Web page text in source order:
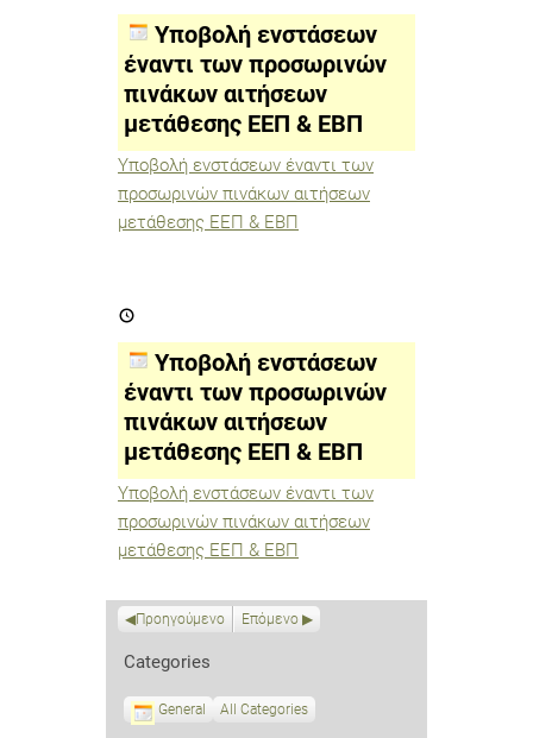
των
προσωρινών
πινάκων
αιτήσεων
μετάθεσης
ΕΒΠ
Υποβολή ενστάσεων
έναντι των προσωρινών
πινάκων αιτήσεων
μετάθεσης ΕΕΠ & ΕΒΠ
Υποβολή ενστάσεων έναντι των
προσωρινών πινάκων αιτήσεων
μετάθεσης ΕΕΠ & ΕΒΠ
ενστάσεων
των
προσωρινών
πινάκων
αιτήσεων
μετάθεσης
ΕΒΠ
Υποβολή ενστάσεων
έναντι των προσωρινών
πινάκων αιτήσεων
μετάθεσης ΕΕΠ & ΕΒΠ
Υποβολή ενστάσεων έναντι των
προσωρινών πινάκων αιτήσεων
μετάθεσης ΕΕΠ & ΕΒΠ
Προηγούμενο Επόμενο
Categories
General All Categories